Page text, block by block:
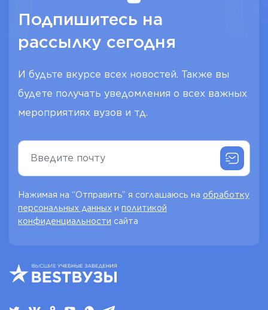
Подпишитесь на
рассылку сегодня
И будьте вкурсе всех новостей. Также вы
будете получать уведомления о всех важных
мероприятиях вузов и тд.
Нажимая на “Отправить” я соглашаюсь на обработку
персональных данных и политикой
конфиденциальности сайта